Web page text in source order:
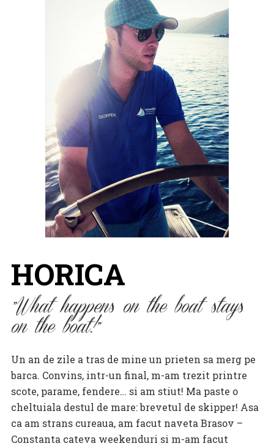
HORICA
What happens on the boat stays
on the boat!
Un an de zile a tras de mine un prieten sa merg pe
barca. Convins, intr-un final, m-am trezit printre
scote, parame, fendere… si am stiut! Ma paste o
cheltuiala destul de mare: brevetul de skipper! Asa
ca am strans cureaua, am facut naveta Brasov –
Constanta cateva weekenduri si m-am facut